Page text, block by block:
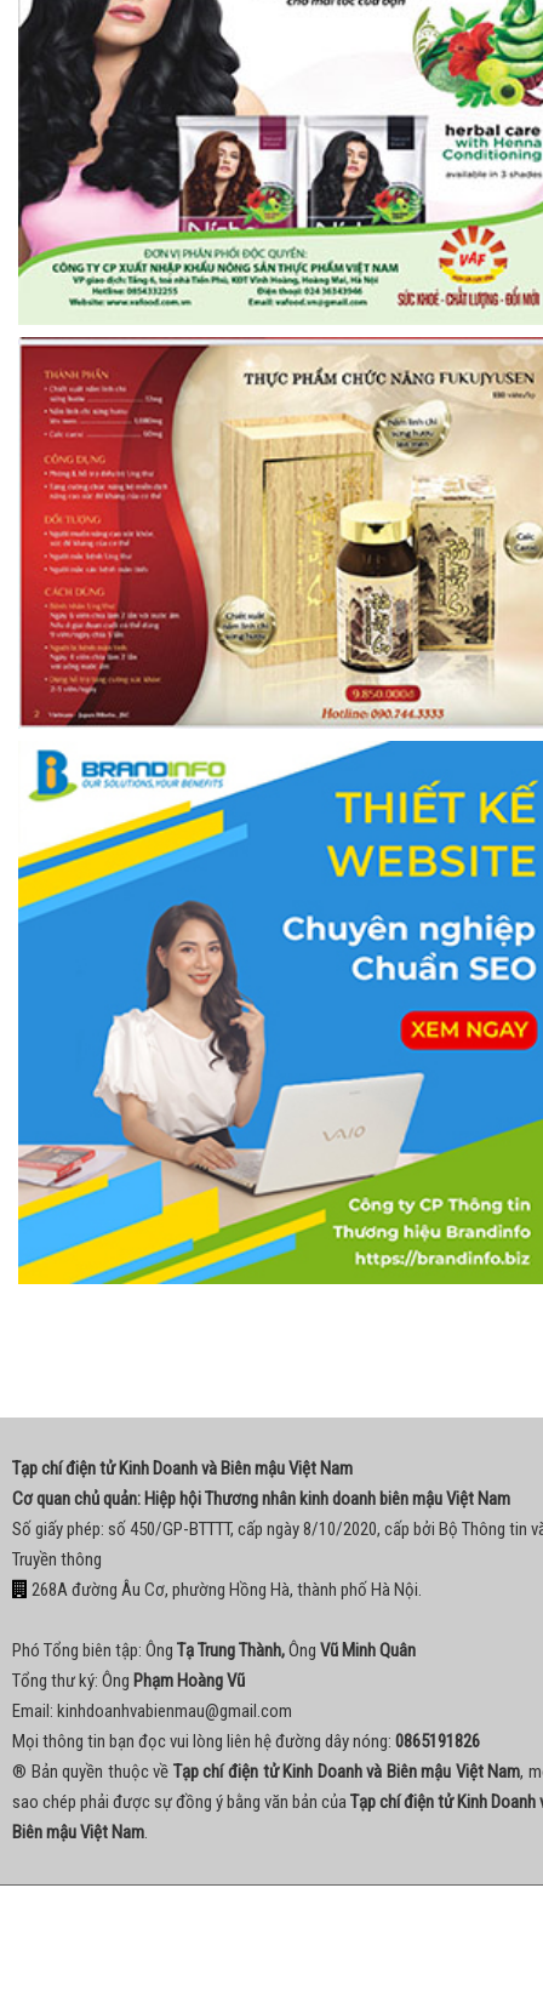
Tạp chí điện tử Kinh Doanh và Biên mậu Việt Nam
Cơ quan chủ quản: Hiệp hội Thương nhân kinh doanh biên mậu Việt Nam
Số giấy phép: số 450/GP-BTTTT, cấp ngày 8/10/2020, cấp bởi Bộ Thông tin
Truyền thông
268A đường Âu Cơ, phường Hồng Hà, thành phố Hà Nội.
Phó Tổng biên tập: Ông Tạ Trung Thành,Ông Vũ Minh Quân
Tổng thư ký: Ông Phạm Hoàng Vũ
Email: kinhdoanhvabienmau@gmail.com
Mọi thông tin bạn đọc vui lòng liên hệ đường dây nóng: 0865191826
® Bản quyền thuộc về Tạp chí điện tử Kinh Doanh và Biên mậu Việt Nam,
sao chép phải được sự đồng ý bằng văn bản củaTạp chí điện tử Kinh Doanh
Biên mậu Việt Nam.